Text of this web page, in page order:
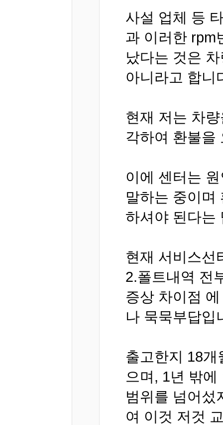
사설 업체 등
과 이러한 rpm
났다는 것은
아니라고 합니
현재 저는 차
각하여 환불을
이에 센터는
말하는 중이며
하셔야 된다는
현재 서비스선
2.폴트내역 전
증상 차이점
나 묵묵부답입
출고한지 18
으며, 1년 밖
범위를 넘어섰
여 이것 저것